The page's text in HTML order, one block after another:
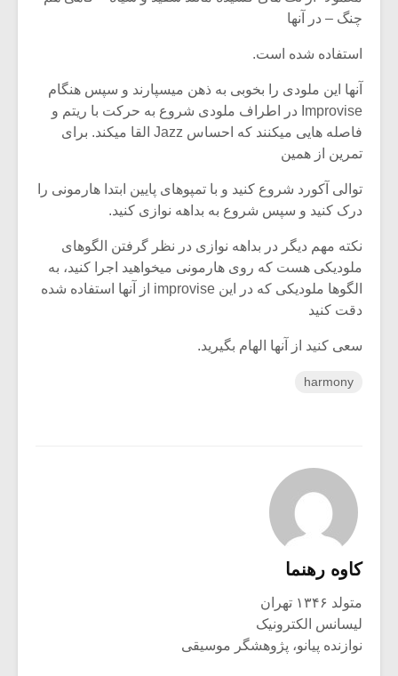
چنگ – در آنها
استفاده شده است.
آنها این ملودی را بخوبی به ذهن میسپارند و سپس هنگام
Improvise در اطراف ملودی شروع به حرکت با ریتم و
فاصله هایی میکنند که احساس Jazz القا میکند. برای
تمرین از همین
توالی آکورد شروع کنید و با تمپوهای پایین ابتدا هارمونی را
درک کنید و سپس شروع به بداهه نوازی کنید.
نکته مهم دیگر در بداهه نوازی در نظر گرفتن الگوهای
ملودیکی هست که روی هارمونی میخواهید اجرا کنید، به
الگوها ملودیکی که در این improvise از آنها استفاده شده
دقت کنید
سعی کنید از آنها الهام بگیرید.
harmony
کاوه رهنما
متولد ۱۳۴۶ تهران
لیسانس الکترونیک
نوازنده پیانو، پژوهشگر موسیقی
یادداشتی بر موسیقی
متن فیلم «متری
اگر نمی توانی
مشهورترین باشی،
دوره
سکانسی